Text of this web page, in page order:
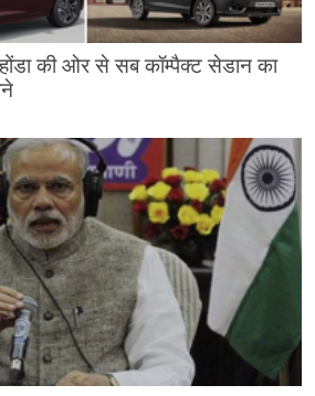
की ओर से सब कॉम्पैक्ट सेडान का